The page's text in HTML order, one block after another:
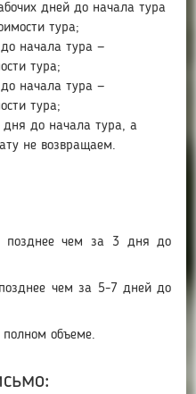
дней до начала тура
тура;
начала тура —
тура;
начала тура —
тура;
дня до начала тура, а
не возвращаем.
чем за 3 дня до
чем за 5-7 дней до
объеме.